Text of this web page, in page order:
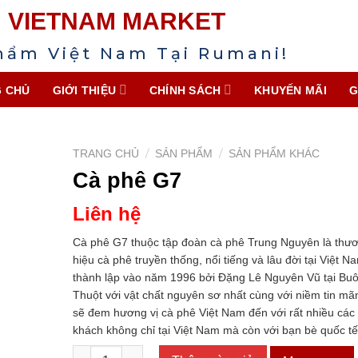
VIETNAM MARKET
Việt Nam Tại Rumani!
CHỦ GIỚI THIỆU CHÍNH SÁCH KHUYẾN MÃI
TRANG CHỦ / SẢN PHẨM / SẢN PHẨM KHÁC
Cà phê G7
Liên hệ
Cà phê G7 thuộc tập đoàn cà phê Trung Nguyên là
hiệu cà phê truyền thống, nổi tiếng và lâu đời tại Việt
thành lập vào năm 1996 bởi Đặng Lê Nguyên Vũ tại
Thuột với vật chất nguyên sơ nhất cùng với niềm tin
sẽ đem hương vị cà phê Việt Nam đến với rất nhiều các
khách không chỉ tại Việt Nam mà còn với bạn bè quốc
Cà phê G7 số lượng